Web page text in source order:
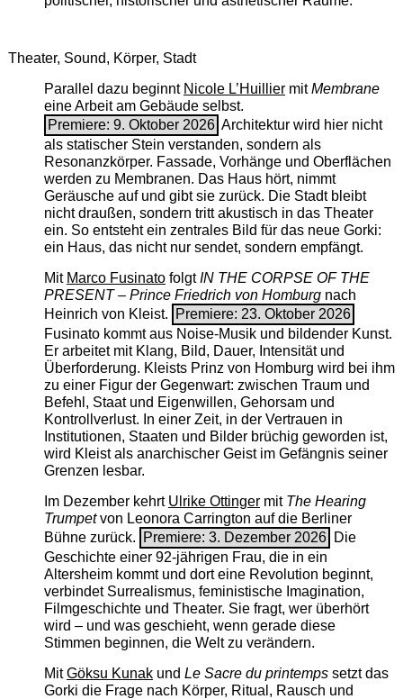
Theater, Sound, Körper, Stadt
Parallel dazu beginnt Nicole L’Huilliermit ­Membrane
eine Arbeit am Gebäude selbst.
Premiere: 9. Oktober 2026 Architektur wird hier nicht
als statischer Stein verstanden, sondern als
Resonanzkörper. Fassade, Vorhänge und Oberflächen
werden zu Membranen. Das Haus hört, nimmt
Geräusche auf und gibt sie zurück. Die Stadt bleibt
nicht draußen, sondern tritt akustisch in das Theater
ein. So entsteht ein zentrales Bild für das neue Gorki:
ein Haus, das nicht nur sendet, sondern empfängt.
Mit Marco FusinatofolgtIN THE CORPSE OF THE
PRESENT – Prince Friedrich von Homburgnach
Heinrich von Kleist.
Premiere: 23. Oktober 2026
Fusinato kommt aus Noise-Musik und bildender Kunst.
Er arbeitet mit Klang, Bild, Dauer, Intensität und
Überforderung. Kleists Prinz von Homburg wird bei ihm
zu einer Figur der Gegenwart: zwischen Traum und
Befehl, Staat und Eigenwillen, Gehorsam und
Kontrollverlust. In einer Zeit, in der Vertrauen in
Institutionen, Staaten und Bilder brüchig geworden ist,
wird Kleist als anarchischer Geist im Gefängnis seiner
Grenzen lesbar.
Im Dezember kehrt Ulrike Ottingermit The ­Hearing
Trumpetvon Leonora Carrington auf die Berliner
Bühne zurück.
Premiere: 3. Dezember 2026 Die
Geschichte einer 92-jährigen Frau, die in ein
Altersheim kommt und dort eine Revolution beginnt,
verbindet Surrealismus, feministische Imagination,
Filmgeschichte und Theater. Sie fragt, wer überhört
wird – und was geschieht, wenn gerade diese
Stimmen beginnen, die Welt zu verändern.
MitGöksu Kunakund Le Sacre du printempssetzt das
Gorki die Frage nach Körper, Ritual, Rausch und